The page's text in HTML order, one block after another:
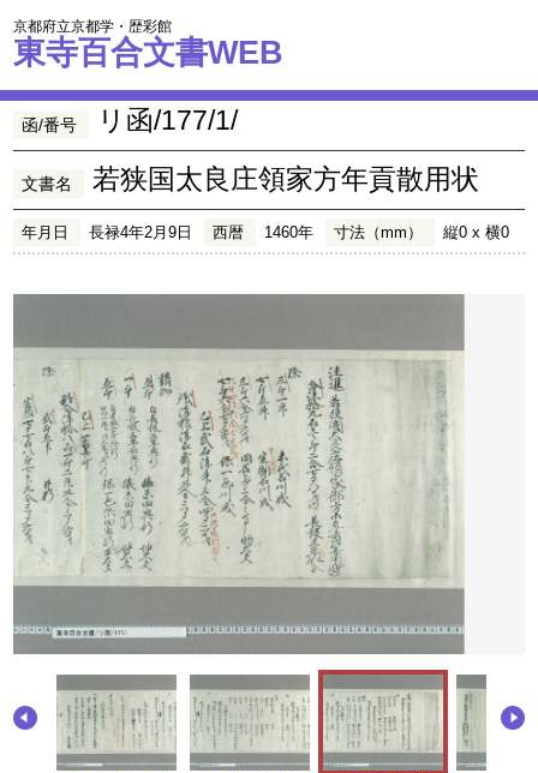
京都府立京都学・歴彩館
東寺百合文書WEB
函/番号 リ函/177/1/
文書名 若狭国太良庄領家方年貢散用状
年月日 長禄4年2月9日 西暦 1460年 寸法（mm） 縦0 x 横0